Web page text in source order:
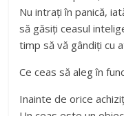
Nu intrați în panică,
să găsiți ceasul
timp să vă gândiți cu
Ce ceas să aleg în
Inainte de orice